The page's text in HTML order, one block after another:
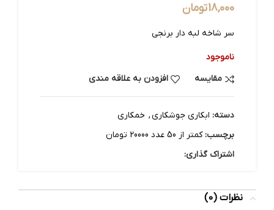
18,000تومان
سر شاخه لبه دار برنجی
ناموجود
مقایسه
افزودن به علاقه مندی
دسته: ابکاری جوشکاری, خمکاری
برچسب: کمتر از 50 عدد 20000 تومان
اشتراک گذاری:
نظرات (0)